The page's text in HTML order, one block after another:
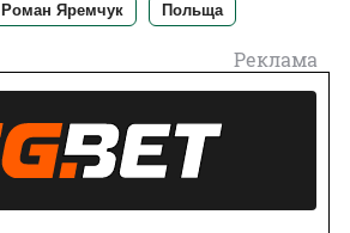
Роман Яремчук Польща
Реклама